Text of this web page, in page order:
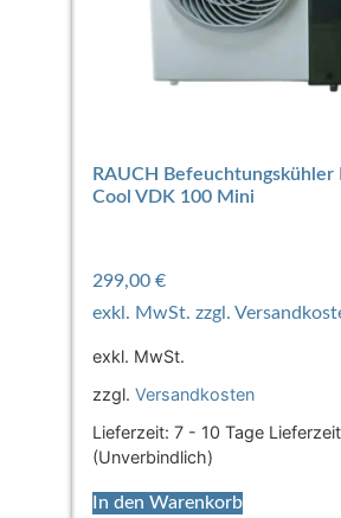
RAUCH Befeuchtungskühler
Cool VDK 100 Mini
299,00 €
exkl. MwSt.
zzgl. Versandkosten
Lieferzeit: 7 - 10 Tage Lieferzeit
(Unverbindlich)
In den Warenkorb